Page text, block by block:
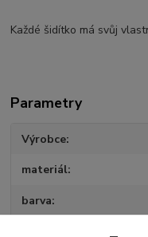
Každé šidítko má svůj
Parametry
Výrobce
materiál
barva